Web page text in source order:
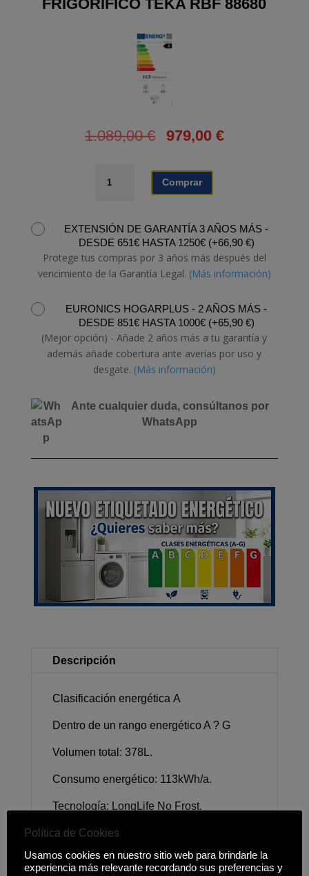
FRIGORÍFICO TEKA RBF 88680
1.089,00€ 979,00 €
FRIGORÍFICO
TEKA
cantidad
Comprar
EXTENSIÓN DE GARANTÍA 3 AÑOS MÁS -
DESDE 651€ HASTA 1250€ (+66,90 €)
Protege tus compras por 3 años más después del
vencimiento de la Garantía Legal. (Más información)
EURONICS HOGARPLUS - 2 AÑOS MÁS -
DESDE 851€ HASTA 1000€ (+65,90 €)
(Mejor opción) - Añade 2 años más a tu garantía y
además añade cobertura ante averías por uso y
desgate. (Más información)
Ante cualquier duda, consúltanos por
WhatsApp
Descripción
Clasificación energética A
Dentro de un rango energético A ? G
Volumen total: 378L.
Consumo energético: 113kWh/a.
Tecnología: LongLife No Frost.
Motor T-Inverter.
Display electrónico con indicador y
Política de Cookies
Usamos cookies en nuestro sitio web para brindarle la
experiencia más relevante recordando sus preferencias y